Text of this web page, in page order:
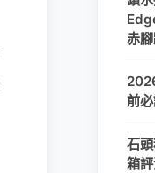
赤
前
石
箱